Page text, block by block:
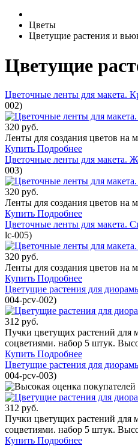
Цветы
Цветущие растения и
Цветущие
Цветочные ленты для макета.
002)
320 руб.
Ленты для создания цветов на
Купить Подробнее
Цветочные ленты для макета.
003)
320 руб.
Ленты для создания цветов на
Купить Подробнее
Цветочные ленты для макета.
lc-005)
320 руб.
Ленты для создания цветов на
Купить Подробнее
Цветущие растения для
004-pcv-002)
312 руб.
Пучки цветущих растений для
соцветиями. набор 5 штук.
Купить Подробнее
Цветущие растения для
004-pcv-003)
312 руб.
Пучки цветущих растений для
соцветиями. набор 5 штук.
Купить Подробнее